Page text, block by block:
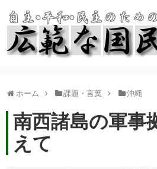
ホーム 課題・言葉 沖縄
南西諸島の軍事
えて